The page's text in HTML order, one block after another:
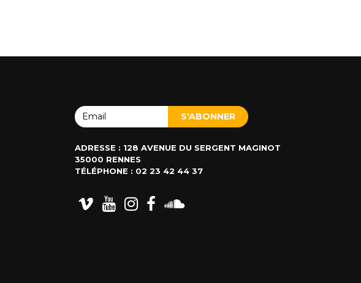
ADRESSE : 128 AVENUE DU SERGENT MAGINOT
35000 RENNES
TÉLÉPHONE : 02 23 42 44 37